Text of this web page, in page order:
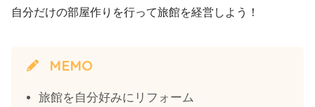
自分だけの部屋作りを行って旅館を経営しよう！
MEMO
旅館を自分好みにリフォーム